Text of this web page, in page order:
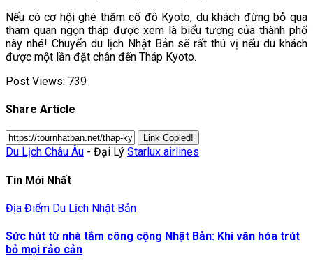
Nếu có cơ hội ghé thăm cố đô Kyoto, du khách đừng bỏ qua
tham quan ngọn tháp được xem là biểu tượng của thành phố
này nhé! Chuyến du lịch Nhật Bản sẽ rất thú vị nếu du khách
được một lần đặt chân đến Tháp Kyoto.
Post Views: 739
Share Article
Link Copied!
Du Lịch Châu Âu - Đại Lý Starlux airlines
Tin Mới Nhất
Địa Điểm Du Lịch Nhật Bản
Sức hút từ nhà tắm công cộng Nhật Bản: Khi văn hóa trút
bỏ mọi rảo cản